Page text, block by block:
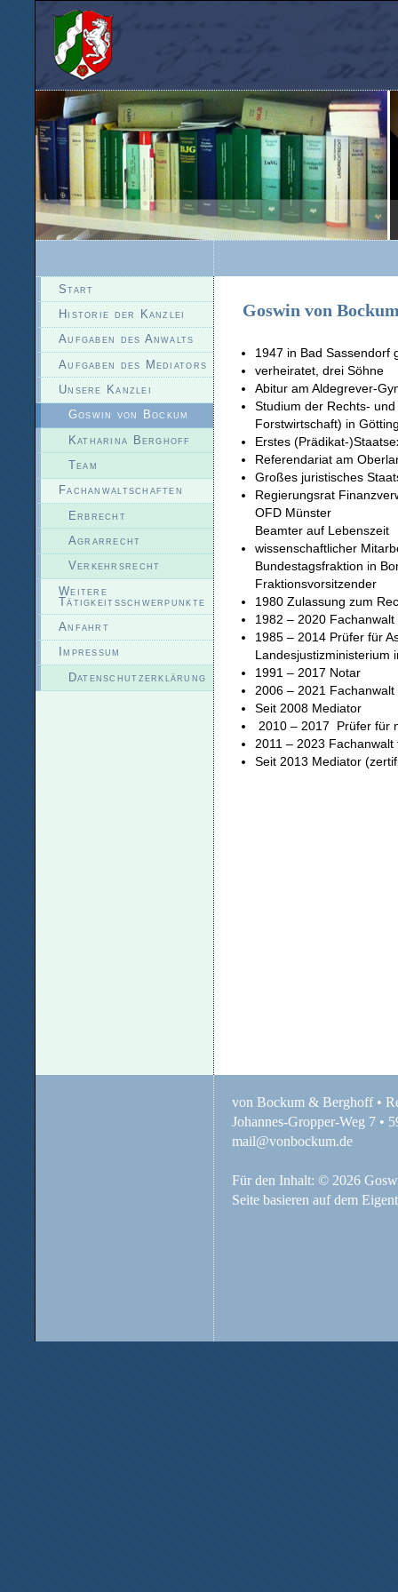
Start
Historie der Kanzlei
Aufgaben des Anwalts
Aufgaben des Mediators
Unsere Kanzlei
Goswin von Bockum
Katharina Berghoff
Team
Fachanwaltschaften
Erbrecht
Agrarrecht
Verkehrsrecht
Weitere
Tätigkeitsschwerpunkte
Anfahrt
Impressum
Datenschutzerklärung
Goswin von
1947 in Bad Sassendorf
verheiratet, drei Söhne
Abitur am Aldegrever-
Studium der Rechts-
Forstwirtschaft) in
Erstes (Prädikat-
Referendariat am
Großes juristisches
Regierungsrat
OFD Münster
Beamter auf Lebenszeit
wissenschaftlicher
Bundestagsfraktion in
Fraktionsvorsitzender
1980 Zulassung zum
1982 – 2020
1985 – 2014 Prüfer für
Landesjustizministerium
1991 – 2017 Notar
2006 – 2021 Fachanwalt
Seit 2008 Mediator
2010 – 2017 Prüfer für
2011 – 2023 Fachanwalt
Seit 2013 Mediator
von Bockum & Berghoff •
Johannes-Gropper-Weg 7 •
mail@vonbockum.de
Für den Inhalt: © 2026
Seite basieren auf dem